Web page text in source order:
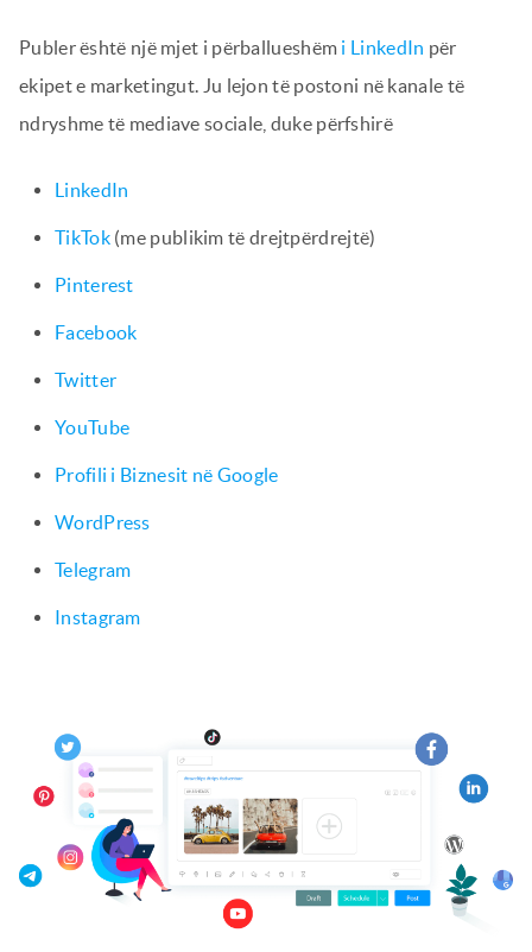
Publer është një mjet i përballueshëm i LinkedIn për
ekipet e marketingut. Ju lejon të postoni në kanale të
ndryshme të mediave sociale, duke përfshirë
LinkedIn
TikTok(me publikim të drejtpërdrejtë)
Pinterest
Facebook
Twitter
YouTube
Profili i Biznesit në Google
WordPress
Telegram
Instagram